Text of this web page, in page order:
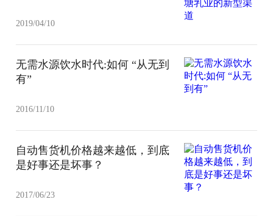
2019/04/10
无需水源饮水时代:如何 “从无到
有”
2016/11/10
自动售货机价格越来越低，到底
是好事还是坏事？
2017/06/23